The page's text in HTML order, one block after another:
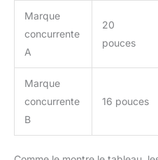
Marque
concurrente
A
20
pouces
Marque
concurrente
B
16 pouces